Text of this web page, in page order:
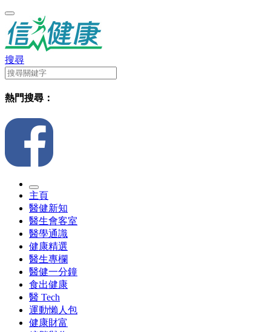
搜尋
熱門搜尋：
主頁
醫健新知
醫生會客室
醫學通識
健康精選
醫生專欄
醫健一分鐘
食出健康
醫 Tech
運動懶人包
健康財富